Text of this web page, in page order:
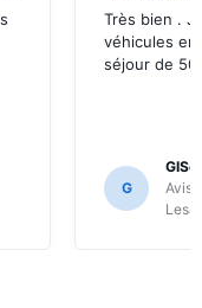
Très bien .
véhicules
séjour de 50
G
Avis